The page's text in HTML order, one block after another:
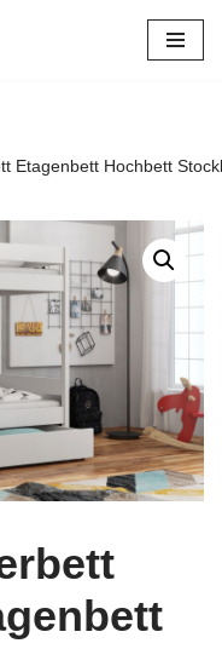
Etagenbett Hochbett